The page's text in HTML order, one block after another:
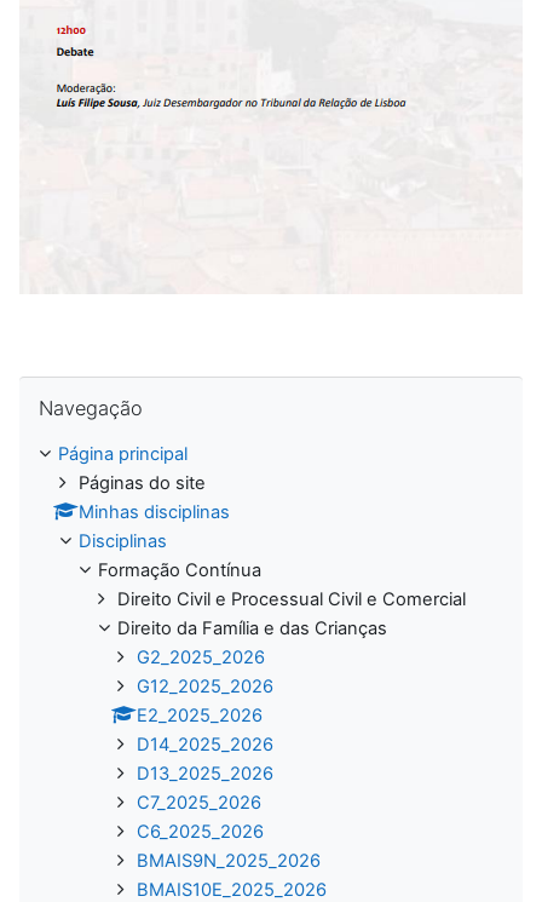
Navegação
Página principal
Páginas do site
Minhas disciplinas
Disciplinas
Formação Contínua
Direito Civil e Processual Civil e Comercial
Direito da Família e das Crianças
G2_2025_2026
G12_2025_2026
E2_2025_2026
D14_2025_2026
D13_2025_2026
C7_2025_2026
C6_2025_2026
BMAIS9N_2025_2026
BMAIS10E_2025_2026